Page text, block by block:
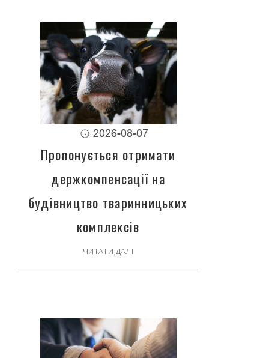
2026-08-07
Пропонується отримати
держкомпенсації на
будівництво тваринницьких
комплексів
ЧИТАТИ ДАЛІ